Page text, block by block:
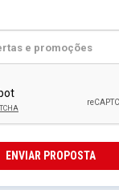
e promoções
ENVIAR PROPOSTA